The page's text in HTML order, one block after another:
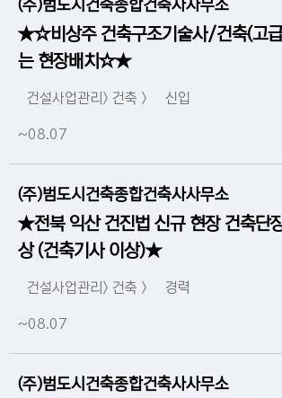
(주)범도시건축종합건축사사무소
★☆비상주 건축구조기술사/건축(고
는 현장배치☆★
건설사업관리> 건축 > 신입
~08.07
(주)범도시건축종합건축사사무소
★전북 익산 건진법 신규 현장 건축단
상 (건축기사 이상)★
건설사업관리> 건축 > 경력
~08.07
(주)범도시건축종합건축사사무소